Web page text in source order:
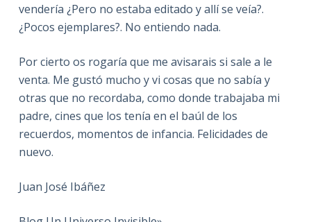
vendería ¿Pero no estaba editado y allí se veía?.
¿Pocos ejemplares?. No entiendo nada.
Por cierto os rogaría que me avisarais si sale a le
venta. Me gustó mucho y vi cosas que no sabía y
otras que no recordaba, como donde trabajaba mi
padre, cines que los tenía en el baúl de los
recuerdos, momentos de infancia. Felicidades de
nuevo.
Juan José Ibáñez